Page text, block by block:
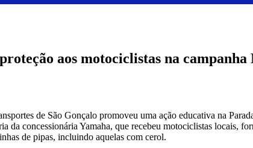
aos motociclistas na
de São Gonçalo promoveu uma ação educativa na
concessionária Yamaha, que recebeu motociclistas locais,
de pipas, incluindo aquelas com cerol.